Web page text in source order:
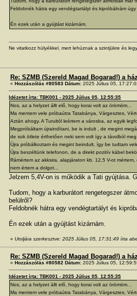
Feldobnék hátra egy vendégtartályt és kipróbálnám
Én ezek után a gyújtást kizárnám.
Ne vitatkozz hülyékkel, mert lehúznak a szintjükre és
Re: SZMB (Szereld Magad Bogarad!) a
« Hozzászólás #80583 Dátum: 2025 Július 05,
Idézetet írta: TBK001 - 2025 Július 05, 12:55:35
Nos, az a helyzet állt elő, hogy korai volt az örömöm...
Ma mentem vele próbaútra Tatabánya, Várgesztes,
Aztán ahogy. A Turultól leértem a városba, az egyik
Megpróbáltam újraindítani, be is indult , de megint
de sok ötlete érthetően neki sem volt így a távolból
Újra próbálkoztam és megint beindult, így be tudtam
Újra beszéltünk telefonon, de a direkt pozitív kábel
Rámértem az akksira, alapjáraton kb. 12,5 V-ot
nem értem a dolgot...
Jelzem 5,4V-on is működik a Tati gyújtása.
Tudom, hogy a karburátort rengetegszer
belülről?
Feldobnék hátra egy vendégtartályt és
Én ezek után a gyújtást kizárnám.
« Utoljára szerkesztve: 2025 Július 05, 17:31:49 írta
Re: SZMB (Szereld Magad Bogarad!) a
« Hozzászólás #80582 Dátum: 2025 Július 05,
Idézetet írta: TBK001 - 2025 Július 05, 12:55:35
Nos, az a helyzet állt elő, hogy korai volt az örömöm...
Ma mentem vele próbaútra Tatabánya, Várgesztes,